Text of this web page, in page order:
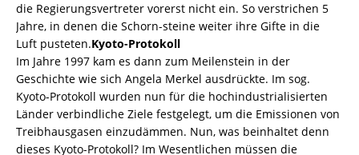
die Regierungsvertreter vorerst nicht ein. So verstrichen 5
Jahre, in denen die Schorn-steine weiter ihre Gifte in die
Luft pusteten.Kyoto-Protokoll
Im Jahre 1997 kam es dann zum Meilenstein in der
Geschichte wie sich Angela Merkel ausdrückte. Im sog.
Kyoto-Protokoll wurden nun für die hochindustrialisierten
Länder verbindliche Ziele festgelegt, um die Emissionen von
Treibhausgasen einzudämmen. Nun, was beinhaltet denn
dieses Kyoto-Protokoll? Im Wesentlichen müssen die